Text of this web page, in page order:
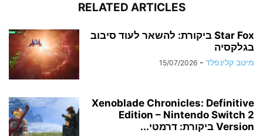
RELATED ARTICLES
Star Fox ביקורת: להשאר לעוד סיבוב
בגלקסיה
מיטב קלינפלד -
15/07/2026
Xenoblade Chronicles: Definitive
Edition – Nintendo Switch 2
Version ביקורת: דרמטי...